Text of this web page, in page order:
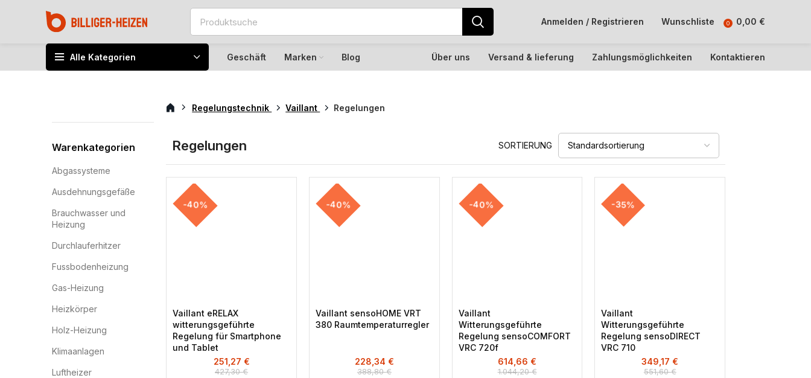
Anmelden / Registrieren Wunschliste 0 0,00 €
Alle Kategorien Geschäft Marken Blog Über uns Versand & lieferung Zahlungsmöglichkeiten Kontaktieren
Warenkategorien
Abgassysteme
Ausdehnungsgefäße
Brauchwasser und
Heizung
Durchlauferhitzer
Fussbodenheizung
Gas-Heizung
Heizkörper
Holz-Heizung
Klimaanlagen
Luftheizer
Regelungstechnik Vaillant Regelungen
Regelungen SORTIERUNG
-40%
Vaillant eRELAX
witterungsgeführte
Regelung für Smartphone
und Tablet
427,30€
251,27 €
-40%
Vaillant sensoHOME VRT
380 Raumtemperaturregler
388,80€
228,34 €
-40%
Vaillant
Witterungsgeführte
Regelung sensoCOMFORT
VRC 720f
1.044,20€
614,66 €
-35%
Vaillant
Witterungsgeführte
Regelung sensoDIRECT
VRC 710
551,60€
349,17 €